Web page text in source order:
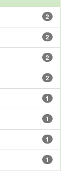
2
2
2
2
1
1
1
1